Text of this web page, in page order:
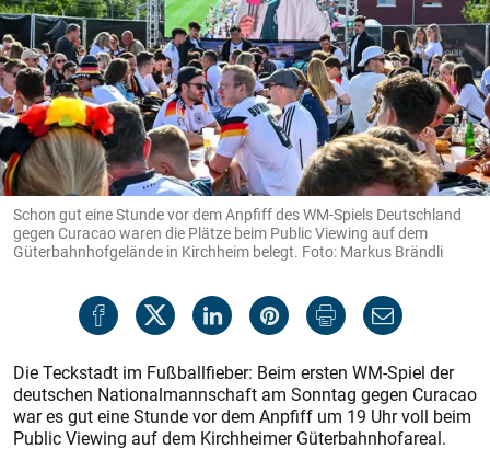
Schon gut eine Stunde vor dem Anpfiff des WM-Spiels Deutschland
gegen Curacao waren die Plätze beim Public Viewing auf dem
Güterbahnhofgelände in Kirchheim belegt. Foto: Markus Brändli
Die Teckstadt im Fußballfieber: Beim ersten WM-Spiel der
deutschen Nationalmannschaft am Sonntag gegen Curacao
war es gut eine Stunde vor dem Anpfiff um 19 Uhr voll beim
Public Viewing auf dem Kirchheimer Güterbahnhofareal.